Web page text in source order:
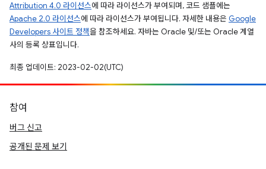
Attribution 4.0 라이선스에 따라 라이선스가 부여되며, 코드 샘플에는
Apache 2.0 라이선스에 따라 라이선스가 부여됩니다. 자세한 내용은 Google
Developers 사이트 정책을 참조하세요. 자바는 Oracle 및/또는 Oracle 계열
사의 등록 상표입니다.
최종 업데이트: 2023-02-02(UTC)
참여
버그 신고
공개된 문제 보기